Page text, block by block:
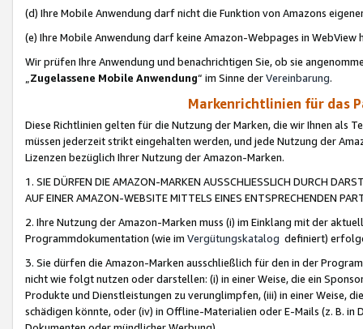
(d) Ihre Mobile Anwendung darf nicht die Funktion von Amazons
(e) Ihre Mobile Anwendung darf keine Amazon-Webpages in WebView
Wir prüfen Ihre Anwendung und benachrichtigen Sie, ob sie
„Zugelassene Mobile Anwendung“ im Sinne derVereinbarung.
Markenrichtlinien für das
Diese Richtlinien gelten für die Nutzung der Marken, die wir Ihnen als
müssen jederzeit strikt eingehalten werden, und jede Nutzung der
Lizenzen bezüglich Ihrer Nutzung der Amazon-Marken.
1. SIE DÜRFEN DIE AMAZON-MARKEN AUSSCHLIESSLICH DURCH
AUF EINER AMAZON-WEBSITE MITTELS EINES ENTSPRECHENDEN
2. Ihre Nutzung der Amazon-Marken muss (i) im Einklang mit der
Programmdokumentation (wie im Vergütungskatalog definiert)
3. Sie dürfen die Amazon-Marken ausschließlich für den in der
nicht wie folgt nutzen oder darstellen: (i) in einer Weise, die ein
Produkte und Dienstleistungen zu verunglimpfen, (iii) in einer Weise,
schädigen könnte, oder (iv) in Offline-Materialien oder E-Mails (z. B. in